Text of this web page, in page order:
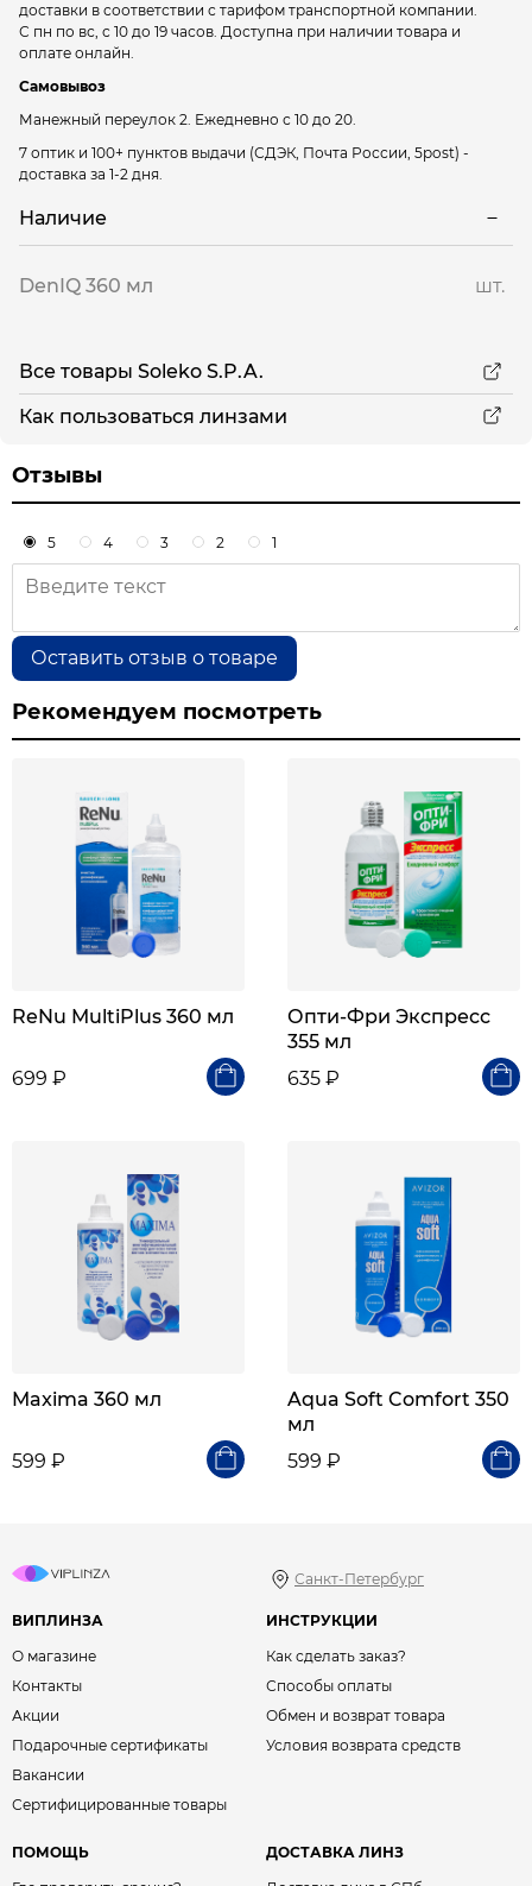
доставки в соответствии с тарифом транспортной компании.
С пн по вс, с 10 до 19 часов. Доступна при наличии товара и
оплате онлайн.
Самовывоз
Манежный переулок 2. Ежедневно с 10 до 20.
7 оптик и 100+ пунктов выдачи (СДЭК, Почта России, 5post) -
доставка за 1-2 дня.
Наличие
DenIQ 360 мл шт.
Все товары Soleko S.P.A.
Как пользоваться линзами
Отзывы
5 4 3 2 1
Оставить отзыв о товаре
Рекомендуем посмотреть
ReNu MultiPlus 360 мл
699 ₽
Опти-Фри Экспресс
355 мл
635 ₽
Maxima 360 мл
599 ₽
Aqua Soft Comfort 350
мл
599 ₽
Санкт-Петербург
ВИПЛИНЗА
О магазине
Контакты
Акции
Подарочные сертификаты
Вакансии
Сертифицированные товары
ИНСТРУКЦИИ
Как сделать заказ?
Способы оплаты
Обмен и возврат товара
Условия возврата средств
ПОМОЩЬ
ДОСТАВКА ЛИНЗ